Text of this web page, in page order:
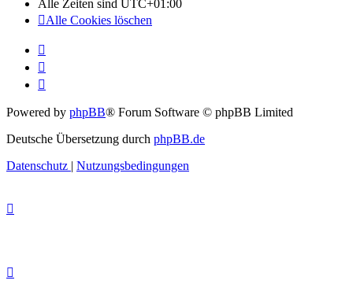
Alle Zeiten sind UTC+01:00
Alle Cookies löschen
Powered by phpBB® Forum Software © phpBB Limited
Deutsche Übersetzung durch phpBB.de
Datenschutz | Nutzungsbedingungen